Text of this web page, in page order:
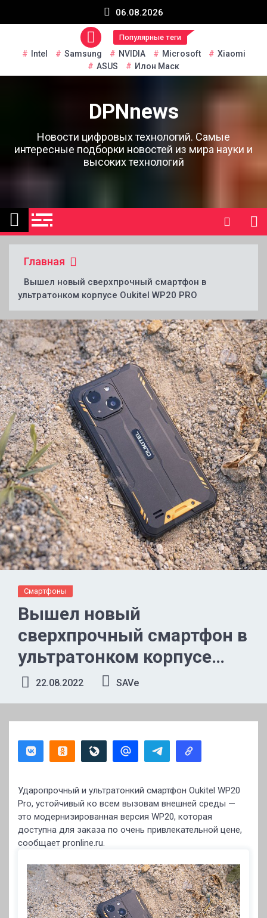
06.08.2026
Популярные теги
Intel Samsung NVIDIA Microsoft
Xiaomi
ASUS
Илон Маск
DPNnews
Новости цифровых технологий. Самые
интересные подборки новостей из мира науки и
высоких технологий
Главная
Вышел новый сверхпрочный смартфон в
ультратонком корпусе Oukitel WP20 PRO
Смартфоны
Вышел новый
сверхпрочный смартфон в
ультратонком корпусе
Oukitel WP20 PRO
22.08.2022 SAVe
Ударопрочный и ультратонкий смартфон Oukitel WP20
Pro, устойчивый ко всем вызовам внешней среды —
это модернизированная версия WP20, которая
доступна для заказа по очень привлекательной цене,
сообщает pronline.ru.